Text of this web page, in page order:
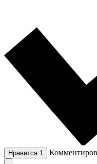
Нравится 1